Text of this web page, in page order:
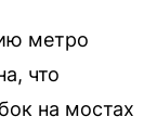
метро
что
на мостах